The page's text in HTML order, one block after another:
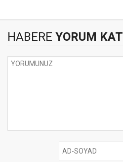
HABERE YORUM KAT